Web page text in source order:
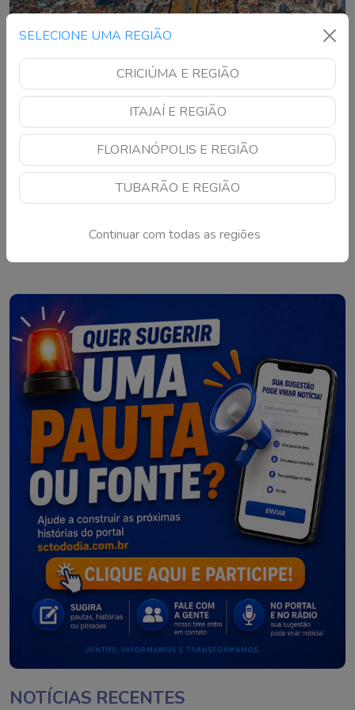
SELECIONE UMA REGIÃO
CRICIÚMA E REGIÃO
ITAJAÍ E REGIÃO
FLORIANÓPOLIS E REGIÃO
TUBARÃO E REGIÃO
Continuar com todas as regiões
São José anuncia mudança que afeta quem
pretende construir
Novo decreto define valores, descontos e formas de
pagamento para empreendedores que buscarem potencial
construtivo adicional
NOTÍCIAS RECENTES